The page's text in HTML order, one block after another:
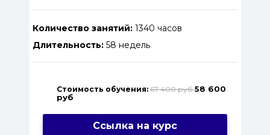
Количество занятий:1340 часов
Длительность:58 недель
Стоимость обучения: 67 400 руб58 600
руб
Ссылка на курс